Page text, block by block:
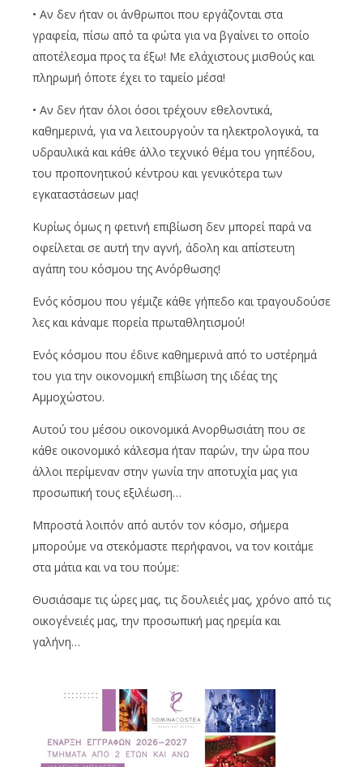
• Αν δεν ήταν οι άνθρωποι που εργάζονται στα
γραφεία, πίσω από τα φώτα για να βγαίνει το οποίο
αποτέλεσμα προς τα έξω! Με ελάχιστους μισθούς και
πληρωμή όποτε έχει το ταμείο μέσα!
• Αν δεν ήταν όλοι όσοι τρέχουν εθελοντικά,
καθημερινά, για να λειτουργούν τα ηλεκτρολογικά, τα
υδραυλικά και κάθε άλλο τεχνικό θέμα του γηπέδου,
του προπονητικού κέντρου και γενικότερα των
εγκαταστάσεων μας!
Κυρίως όμως η φετινή επιβίωση δεν μπορεί παρά να
οφείλεται σε αυτή την αγνή, άδολη και απίστευτη
αγάπη του κόσμου της Ανόρθωσης!
Ενός κόσμου που γέμιζε κάθε γήπεδο και τραγουδούσε
λες και κάναμε πορεία πρωταθλητισμού!
Ενός κόσμου που έδινε καθημερινά από το υστέρημά
του για την οικονομική επιβίωση της ιδέας της
Αμμοχώστου.
Αυτού του μέσου οικονομικά Ανορθωσιάτη που σε
κάθε οικονομικό κάλεσμα ήταν παρών, την ώρα που
άλλοι περίμεναν στην γωνία την αποτυχία μας για
προσωπική τους εξιλέωση…
Μπροστά λοιπόν από αυτόν τον κόσμο, σήμερα
μπορούμε να στεκόμαστε περήφανοι, να τον κοιτάμε
στα μάτια και να του πούμε:
Θυσιάσαμε τις ώρες μας, τις δουλειές μας, χρόνο από τις
οικογένειές μας, την προσωπική μας ηρεμία και
γαλήνη…